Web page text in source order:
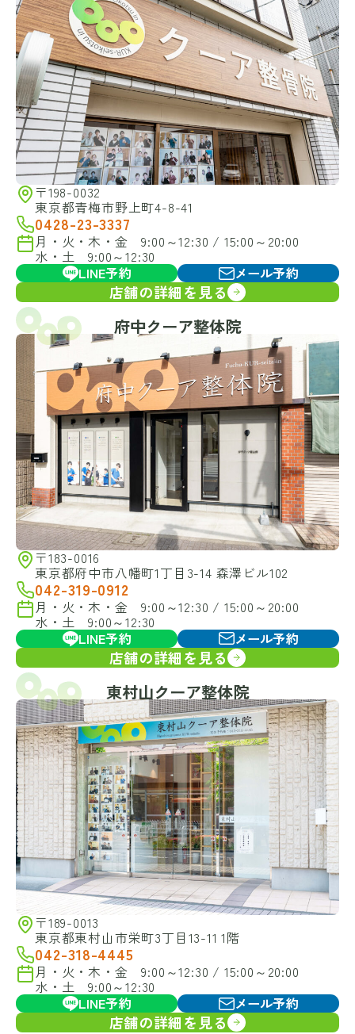
〒198-0032
東京都青梅市野上町4-8-41
0428-23-3337
月・火・木・金 9:00～12:30 / 15:00～20:00
水・土 9:00～12:30
LINE予約
メール予約
店舗の詳細を見る
府中クーア整体院
〒183-0016
東京都府中市八幡町1丁目3-14 森澤ビル102
042-319-0912
月・火・木・金 9:00～12:30 / 15:00～20:00
水・土 9:00～12:30
LINE予約
メール予約
店舗の詳細を見る
東村山クーア整体院
〒189-0013
東京都東村山市栄町3丁目13-11 1階
042-318-4445
月・火・木・金 9:00～12:30 / 15:00～20:00
水・土 9:00～12:30
LINE予約
メール予約
店舗の詳細を見る